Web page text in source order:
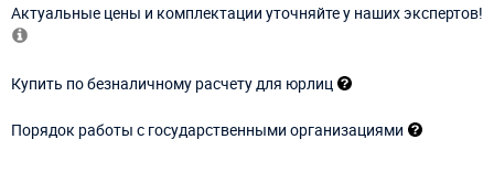
Актуальные цены и комплектации уточняйте у наших экспертов!
Купить по безналичному расчету для юрлиц
Порядок работы с государственными организациями